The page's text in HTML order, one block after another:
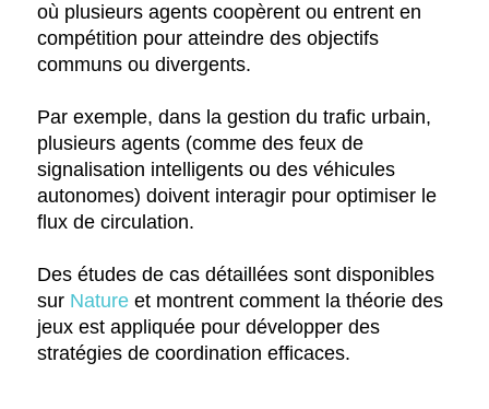
où plusieurs agents coopèrent ou entrent en
compétition pour atteindre des objectifs
communs ou divergents.
Par exemple, dans la gestion du trafic urbain,
plusieurs agents (comme des feux de
signalisation intelligents ou des véhicules
autonomes) doivent interagir pour optimiser le
flux de circulation.
Des études de cas détaillées sont disponibles
sur Natureet montrent comment la théorie des
jeux est appliquée pour développer des
stratégies de coordination efficaces.